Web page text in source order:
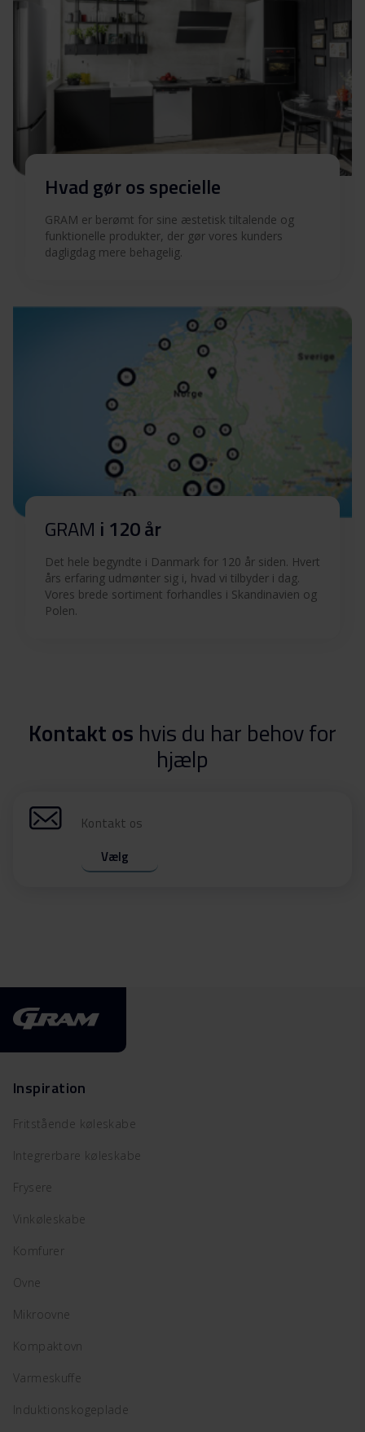
Hvad gør os specielle
GRAM er berømt for sine æstetisk tiltalende og
funktionelle produkter, der gør vores kunders
dagligdag mere behagelig.
GRAM i 120 år
Det hele begyndte i Danmark for 120 år siden. Hvert
års erfaring udmønter sig i, hvad vi tilbyder i dag.
Vores brede sortiment forhandles i Skandinavien og
Polen.
Kontakt os hvis du har behov for
hjælp
Kontakt os
Vælg
Inspiration
Fritstående køleskabe
Integrerbare køleskabe
Frysere
Vinkøleskabe
Komfurer
Ovne
Mikroovne
Kompaktovn
Varmeskuffe
Induktionskogeplade